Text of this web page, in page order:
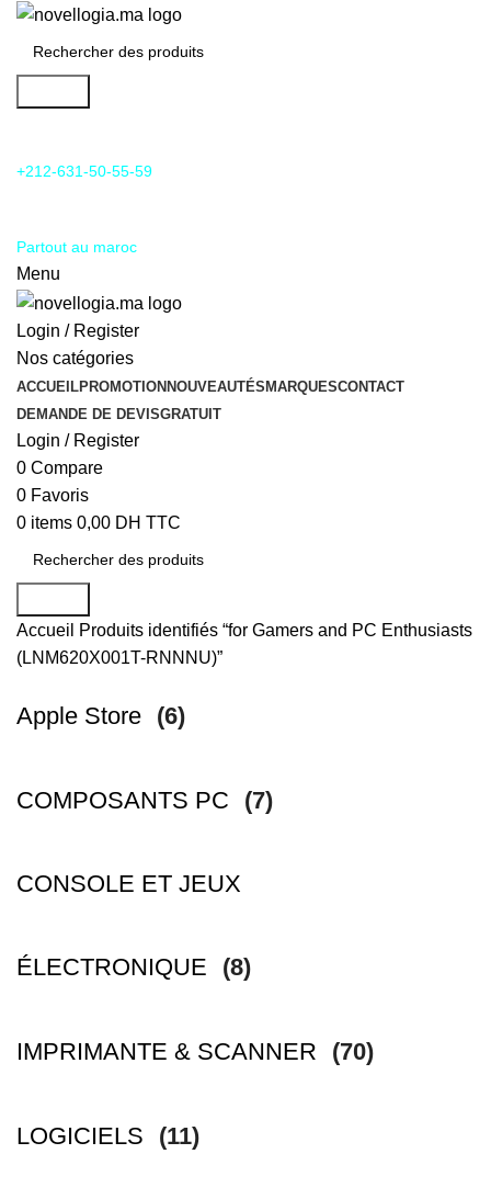
+212-631-50-55-59
Partout au maroc
Menu
Login / Register
Nos catégories
ACCUEILPROMOTIONNOUVEAUTÉSMARQUESCONTACT
DEMANDE DE DEVISGRATUIT
Login / Register
0 Compare
0 Favoris
0 items 0,00 DH TTC
Accueil
Produits identifiés “for Gamers and PC Enthusiasts
(LNM620X001T-RNNNU)”
Apple Store (6)
COMPOSANTS PC (7)
CONSOLE ET JEUX
ÉLECTRONIQUE (8)
IMPRIMANTE & SCANNER (70)
LOGICIELS (11)